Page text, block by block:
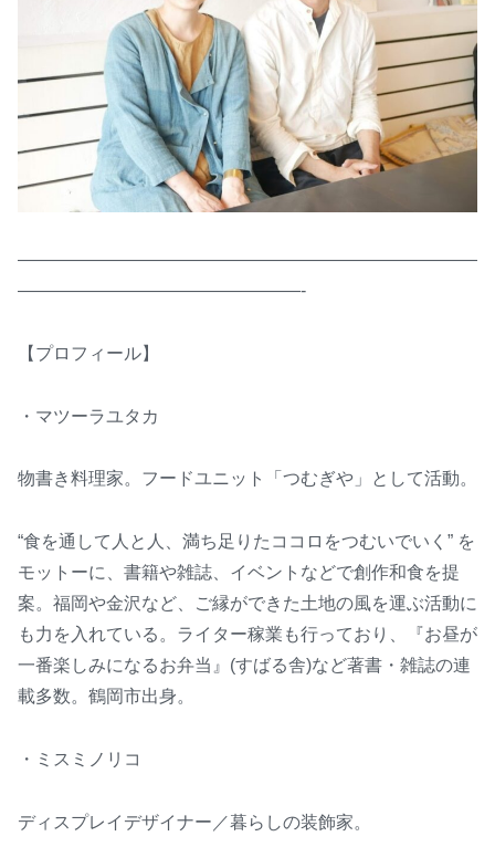
——————————————————————————
————————————————-
【プロフィール】
・マツーラユタカ
物書き料理家。フードユニット「つむぎや」として活動。
“食を通して人と人、満ち足りたココロをつむいでいく” を
モットーに、書籍や雑誌、イベントなどで創作和食を提
案。福岡や金沢など、ご縁ができた土地の風を運ぶ活動に
も力を入れている。ライター稼業も行っており、『お昼が
一番楽しみになるお弁当』(すばる舎)など著書・雑誌の連
載多数。鶴岡市出身。
・ミスミノリコ
ディスプレイデザイナー／暮らしの装飾家。